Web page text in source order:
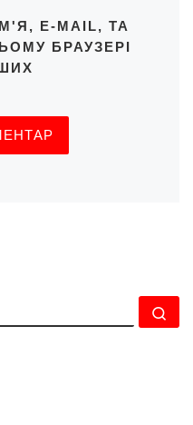
E-MAIL, ТА
БРАУЗЕРІ